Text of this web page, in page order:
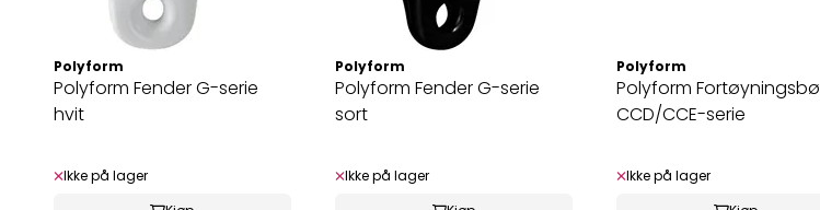
Polyform
Polyform Fender G-serie
hvit
Ikke på lager
Polyform
Polyform Fender G-serie
sort
Ikke på lager
Polyform
Polyform
CCD/CCE-serie
Ikke på lager